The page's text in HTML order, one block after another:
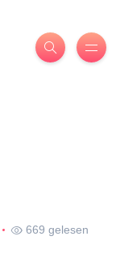
669 gelesen